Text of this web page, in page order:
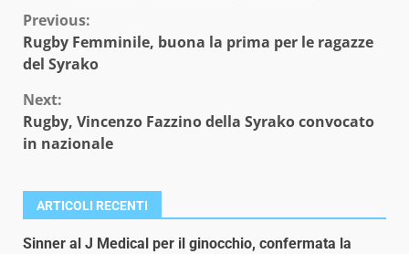
Continue
Reading
Previous:
Rugby Femminile, buona la prima per le ragazze
del Syrako
Next:
Rugby, Vincenzo Fazzino della Syrako convocato
in nazionale
ARTICOLI RECENTI
Sinner al J Medical per il ginocchio, confermata la